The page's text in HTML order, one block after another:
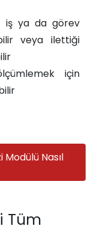
iş ya da görev
veya ilettiği
için
Nasıl
Tüm